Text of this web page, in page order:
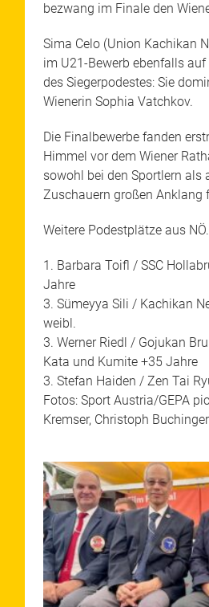
bezwang im Finale den
Sima Celo (Union Kachikan
im U21-Bewerb ebenfalls
des Siegerpodestes: Sie
Wienerin Sophia Vatchkov.
Die Finalbewerbe fanden
Himmel vor dem Wiener
sowohl bei den Sportlern als
Zuschauern großen Anklang
Weitere Podestplätze aus
1. Barbara Toifl / SSC
Jahre
3. Sümeyya Sili / Kachikan
weibl.
3. Werner Riedl / Gojukan
Kata und Kumite +35 Jahre
3. Stefan Haiden / Zen Tai
Fotos: Sport Austria/GEPA
Kremser, Christoph Buchinger